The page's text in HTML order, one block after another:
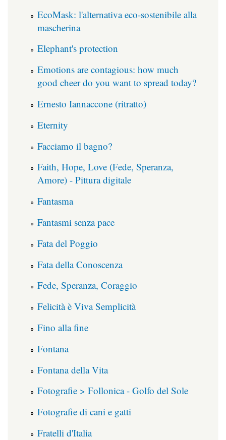
EcoMask: l'alternativa eco-sostenibile alla
mascherina
Elephant's protection
Emotions are contagious: how much
good cheer do you want to spread today?
Ernesto Iannaccone (ritratto)
Eternity
Facciamo il bagno?
Faith, Hope, Love (Fede, Speranza,
Amore) - Pittura digitale
Fantasma
Fantasmi senza pace
Fata del Poggio
Fata della Conoscenza
Fede, Speranza, Coraggio
Felicità è Viva Semplicità
Fino alla fine
Fontana
Fontana della Vita
Fotografie > Follonica - Golfo del Sole
Fotografie di cani e gatti
Fratelli d'Italia